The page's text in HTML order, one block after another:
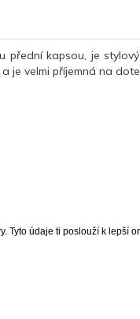
přední kapsou, je
je velmi příjemná na
údaje ti poslouží k lepší